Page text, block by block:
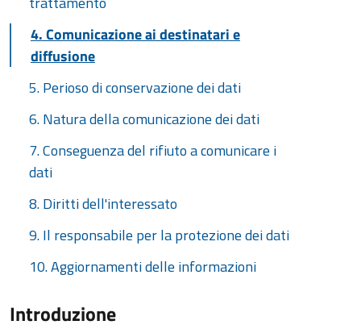
4. Comunicazione ai destinatari e
diffusione
5. Perioso di conservazione dei dati
6. Natura della comunicazione dei dati
7. Conseguenza del rifiuto a comunicare i
dati
8. Diritti dell'interessato
9. Il responsabile per la protezione dei dati
10. Aggiornamenti delle informazioni
Introduzione